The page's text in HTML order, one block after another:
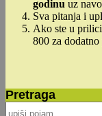
godinu uz
Sva pitanja i
Ako ste u
800 za dodatno
Pretraga